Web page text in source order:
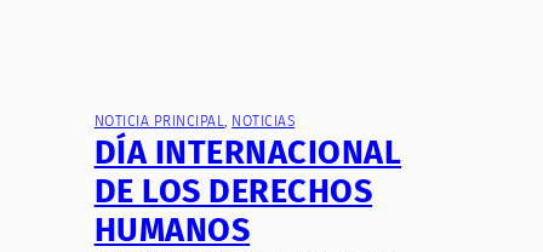
NOTICIA PRINCIPAL, NOTICIAS
DÍA INTERNACIONAL
DE LOS DERECHOS
HUMANOS